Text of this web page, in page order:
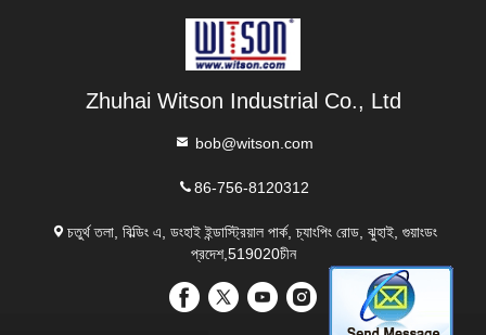
Zhuhai Witson Industrial Co., Ltd
bob@witson.com
86-756-8120312
চতুর্থ তলা, বিল্ডিং এ, ডংহাই ইন্ডাস্ট্রিয়াল পার্ক, চ্যাংপিং রোড, ঝুহাই, গুয়াংডং
প্রদেশ,519020চীন